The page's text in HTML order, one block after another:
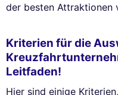
der besten Attraktionen
Kriterien für die
Leitfaden!
Hier sind einige